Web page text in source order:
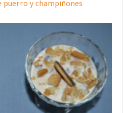
puerro y champiñones